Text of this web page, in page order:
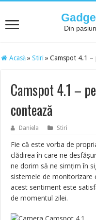
Din
Acasă » Stiri » Camspot 4.1 –
Camspot 4.1 –
contează
Daniela Stiri
Fie că este vorba de
clădirea în care ne
ne dorim să ne simțim în
sistemele de monitorizare
acest sentiment este
de momentul zilei.